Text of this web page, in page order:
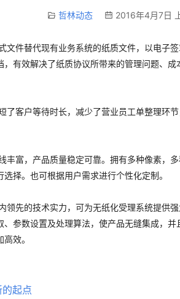
哲林动态 2016年4月7日
替代现有业务系统的纸质文件，以电子签
有效解决了纸质协议所带来的管理问题、成
户等待时长，减少了营业员工单整理环节
，产品质量稳定可靠。拥有多种像素，多
择。也可根据用户需求进行个性化定制。
的技术实力，可为无纸化受理系统提供强
参数设置及处理算法，使产品无缝集成，
效。
起点